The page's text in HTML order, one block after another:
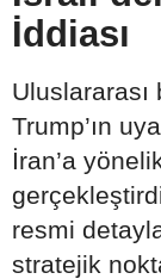
İddiası
Uluslararası
Trump’ın
İran’a
resmi
stratejik